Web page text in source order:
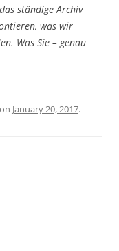
ständige Archiv
was wir
Was Sie – genau
on January 20, 2017.